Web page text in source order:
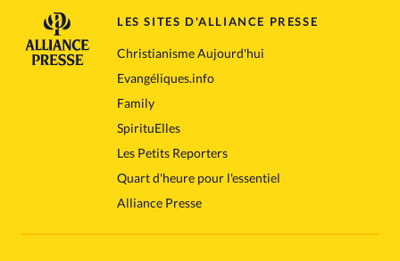
LES SITES D'ALLIANCE PRESSE
Christianisme Aujourd'hui
Evangéliques.info
Family
SpirituElles
Les Petits Reporters
Quart d'heure pour l'essentiel
Alliance Presse